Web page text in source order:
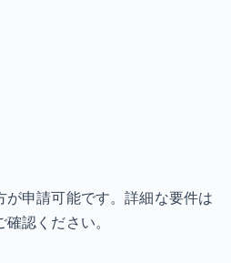
が申請可能です。詳細な要件は
認ください。